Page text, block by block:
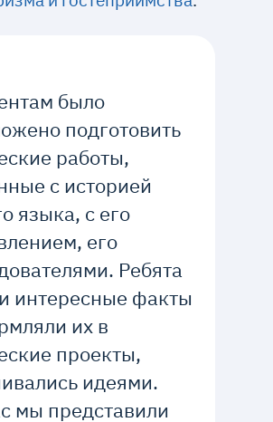
было
подготовить
работы,
с историей
языка, с его
его
Ребята
интересные факты
их в
проекты,
идеями.
мы представили